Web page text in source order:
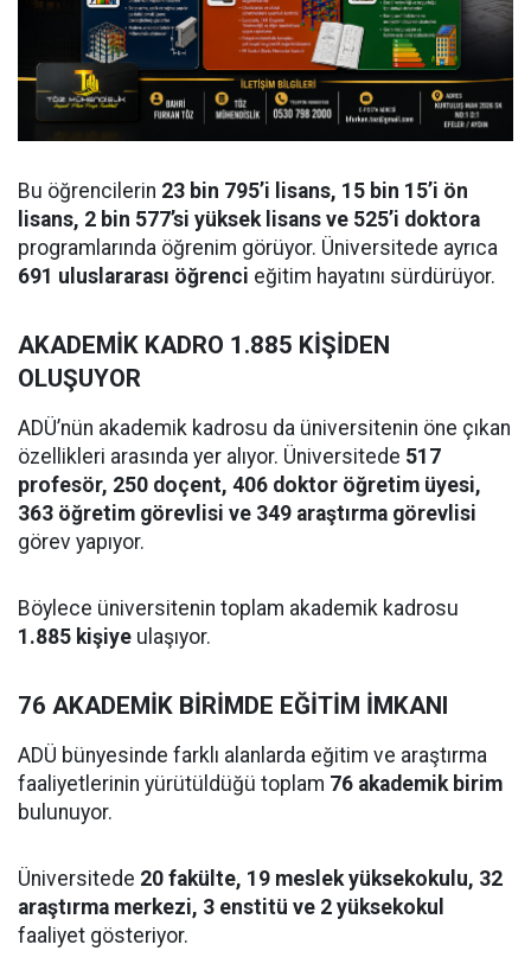
Bu öğrencilerin 23 bin 795’i lisans, 15 bin 15’i ön
lisans, 2 bin 577’si yüksek lisans ve 525’i doktora
programlarında öğrenim görüyor. Üniversitede ayrıca
691 uluslararası öğrenci eğitim hayatını sürdürüyor.
AKADEMİK KADRO 1.885 KİŞİDEN
OLUŞUYOR
ADÜ’nün akademik kadrosu da üniversitenin öne çıkan
özellikleri arasında yer alıyor. Üniversitede 517
profesör, 250 doçent, 406 doktor öğretim üyesi,
363 öğretim görevlisi ve 349 araştırma görevlisi
görev yapıyor.
Böylece üniversitenin toplam akademik kadrosu
1.885 kişiye ulaşıyor.
76 AKADEMİK BİRİMDE EĞİTİM İMKANI
ADÜ bünyesinde farklı alanlarda eğitim ve araştırma
faaliyetlerinin yürütüldüğü toplam 76 akademik birim
bulunuyor.
Üniversitede 20 fakülte, 19 meslek yüksekokulu, 32
araştırma merkezi, 3 enstitü ve 2 yüksekokul
faaliyet gösteriyor.